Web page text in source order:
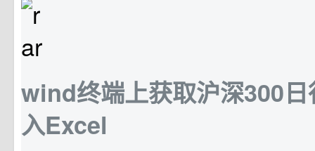
wind终端上获取沪深300
入Excel